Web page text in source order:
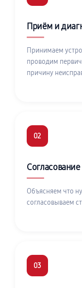
Приём и
Принимаем
проводим
причину
02
Согласование
Объясняем что
согласовываем
03